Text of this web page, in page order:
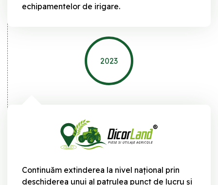
echipamentelor de irigare.
2023
Continuăm extinderea la nivel național prin
deschiderea unui al patrulea punct de lucru și